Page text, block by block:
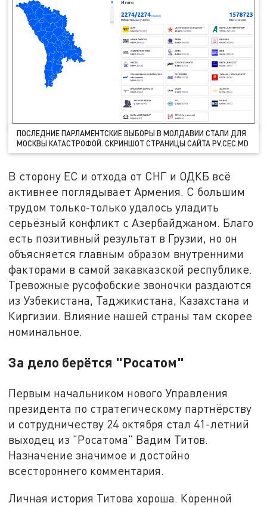
ПОСЛЕДНИЕ ПАРЛАМЕНТСКИЕ ВЫБОРЫ В МОЛДАВИИ СТАЛИ ДЛЯ
МОСКВЫ КАТАСТРОФОЙ. СКРИНШОТ СТРАНИЦЫ САЙТА PV.CEC.MD
В сторону ЕС и отхода от СНГ и ОДКБ всё
активнее поглядывает Армения. С большим
трудом только-только удалось уладить
серьёзный конфликт с Азербайджаном. Благо
есть позитивный результат в Грузии, но он
объясняется главным образом внутренними
факторами в самой закавказской республике.
Тревожные русофобские звоночки раздаются
из Узбекистана, Таджикистана, Казахстана и
Киргизии. Влияние нашей страны там скорее
номинальное.
За дело берётся "Росатом"
Первым начальником нового Управления
президента по стратегическому партнёрству
и сотрудничеству 24 октября стал 41-летний
выходец из "Росатома" Вадим Титов.
Назначение значимое и достойно
всестороннего комментария.
Личная история Титова хороша. Коренной